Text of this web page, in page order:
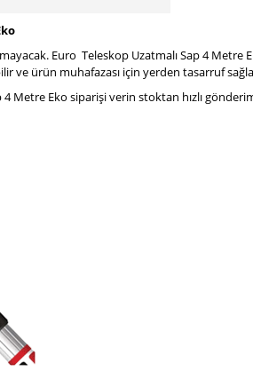
Euro Teleskop Uzatmalı Sap 4
ve ürün muhafazası için yerden tasarruf
Metre Eko siparişi verin stoktan hızlı gönderim